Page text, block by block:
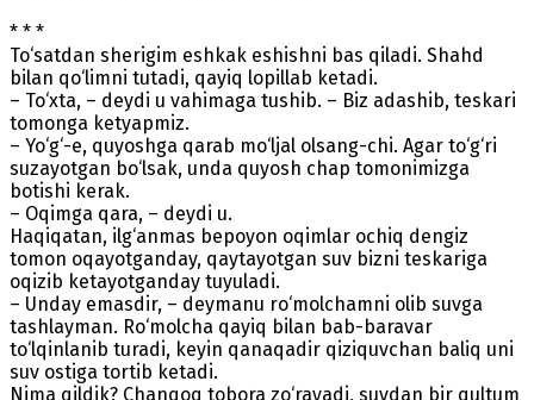
* * *
To‘satdan sherigim eshkak eshishni bas qiladi. Shahd
bilan qo‘limni tutadi, qayiq lopillab ketadi.
– To‘xta, – deydi u vahimaga tushib. – Biz adashib, teskari
tomonga ketyapmiz.
– Yo‘g‘-e, quyoshga qarab mo‘ljal olsang-chi. Agar to‘g‘ri
suzayotgan bo‘lsak, unda quyosh chap tomonimizga
botishi kerak.
– Oqimga qara, – deydi u.
Haqiqatan, ilg‘anmas bepoyon oqimlar ochiq dengiz
tomon oqayotganday, qaytayotgan suv bizni teskariga
oqizib ketayotganday tuyuladi.
– Unday emasdir, – deymanu ro‘molchamni olib suvga
tashlayman. Ro‘molcha qayiq bilan bab-baravar
to‘lqinlanib turadi, keyin qanaqadir qiziquvchan baliq uni
suv ostiga tortib ketadi.
Nima qildik? Chanqoq tobora zo‘rayadi, suvdan bir qultum